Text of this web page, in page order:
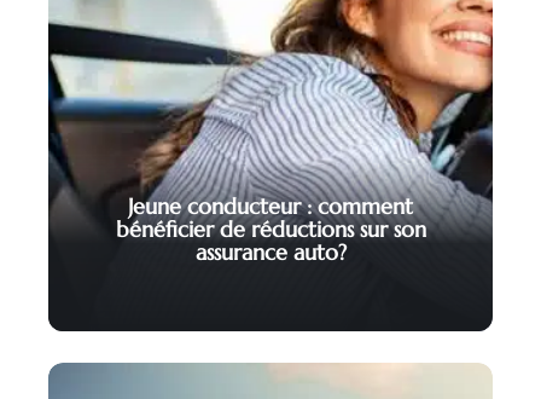
Jeune conducteur : comment
bénéficier de réductions sur son
assurance auto?